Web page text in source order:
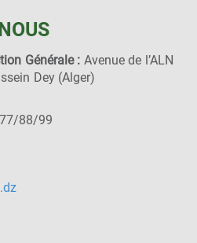
Générale : Avenue de l’ALN
Dey (Alger)
88/99